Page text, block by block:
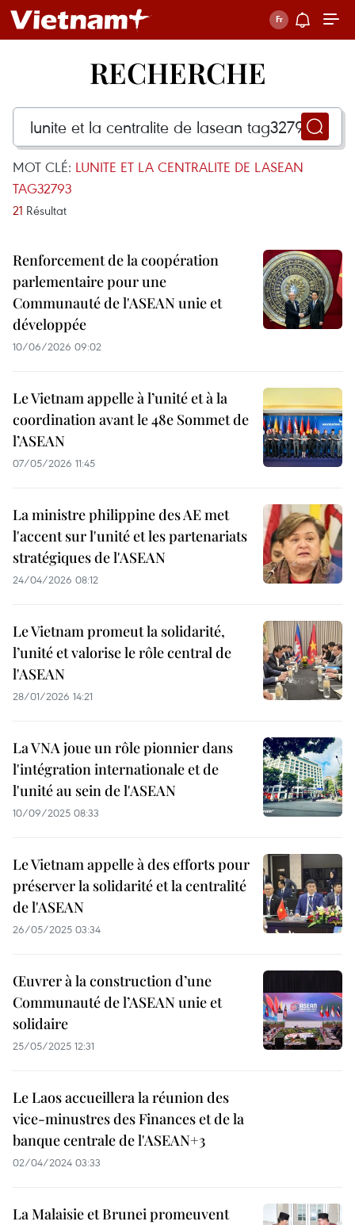
RECHERCHE
MOT CLÉ: LUNITE ET LA CENTRALITE DE LASEAN
TAG32793
21 Résultat
Renforcement de la coopération
parlementaire pour une
Communauté de l'ASEAN unie et
développée
10/06/2026 09:02
Le Vietnam appelle à l’unité et à la
coordination avant le 48e Sommet de
l’ASEAN
07/05/2026 11:45
La ministre philippine des AE met
l'accent sur l'unité et les partenariats
stratégiques de l'ASEAN
24/04/2026 08:12
Le Vietnam promeut la solidarité,
l’unité et valorise le rôle central de
l'ASEAN
28/01/2026 14:21
La VNA joue un rôle pionnier dans
l'intégration internationale et de
l'unité au sein de l'ASEAN
10/09/2025 08:33
Le Vietnam appelle à des efforts pour
préserver la solidarité et la centralité
de l'ASEAN
26/05/2025 03:34
Œuvrer à la construction d’une
Communauté de l’ASEAN unie et
solidaire
25/05/2025 12:31
Le Laos accueillera la réunion des
vice-minustres des Finances et de la
banque centrale de l'ASEAN+3
02/04/2024 03:33
La Malaisie et Brunei promeuvent